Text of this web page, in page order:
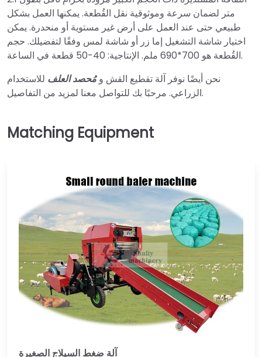
متر لضمان سرعة وموثوقية نقل القُطعة. يمكنها العمل بشكل
طبيعي حتى عند العمل على أرض غير مستوية أو منحدرة. يمكن
اختيار شاشة التشغيل إما زر أو شاشة لمس وفقًا لتفضيلك. حجم
القُطعة هو 700*690 ملم. الإنتاجية: 40-50 قطعة في الساعة.
نحن أيضًا نوفر آلة تقطيع القش ومُحصد العلف للاستخدام
الزراعي. مرحبًا بك للتواصل معنا لمزيد من التفاصيل.
آلة ضغط السيلاج الصغيرة